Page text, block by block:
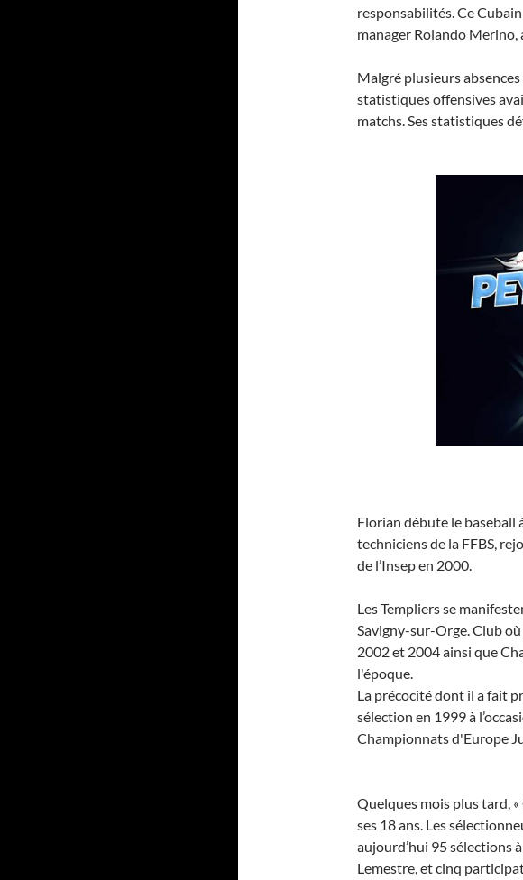
responsabilités. Ce
manager Rolando Merino,
Malgré plusieurs
statistiques offensives
matchs. Ses statistiques
Florian débute le baseball
techniciens de la FFBS,
de l’Insep en 2000.
Les Templiers se
Savigny-sur-Orge. Club
2002 et 2004 ainsi que
l'époque.
La précocité dont il a fait
sélection en 1999 à
Championnats d'Europe
Quelques mois plus tard,
ses 18 ans. Les
aujourd’hui 95 sélections
Lemestre, et cinq